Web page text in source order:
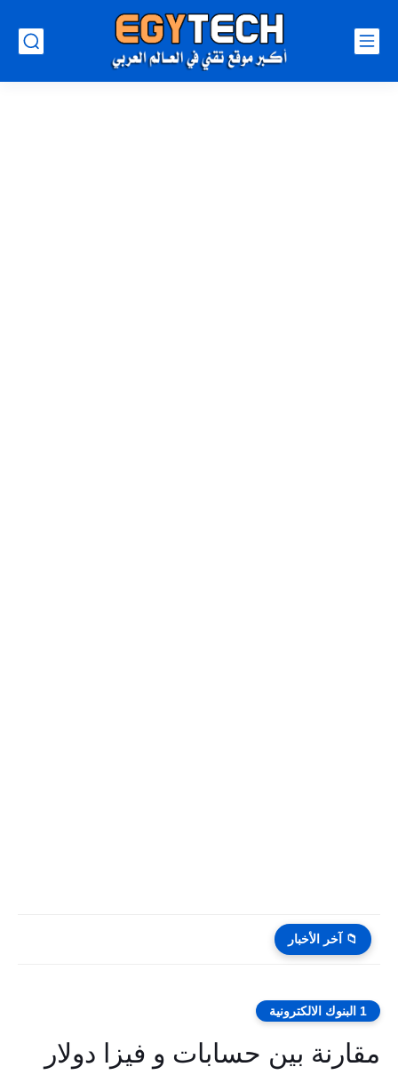
📁 آخر الأخبار
1 البنوك الالكترونية
مقارنة بين حسابات و فيزا دولار